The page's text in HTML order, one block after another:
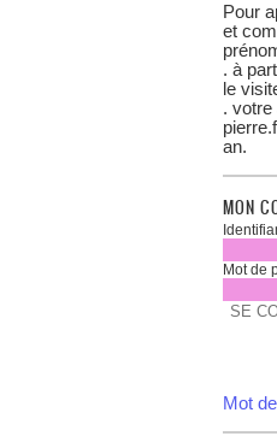
Pour
et
. à
le
.
an.
MON
Mot